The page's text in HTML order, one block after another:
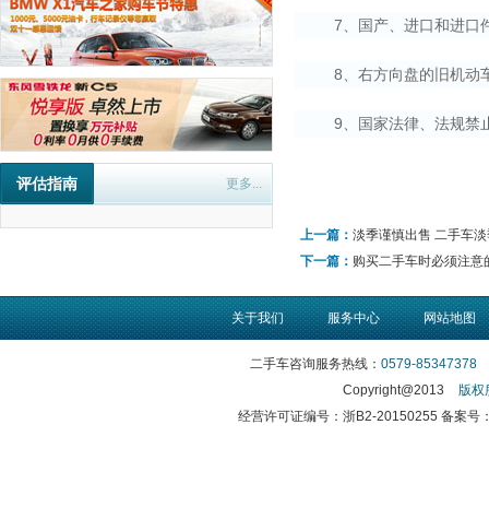
评估指南 更多...
7、国产、进口和进口件
8、右方向盘的旧机动
9、国家法律、法规禁止
上一篇： 淡季谨慎出售 二手车
下一篇： 购买二手车时必须注意
关于我们 服务中心 网站地图
二手车咨询服务热线： 0579-85347378
Copyright@2013 版
经营许可证编号：浙B2-20150255 备案号